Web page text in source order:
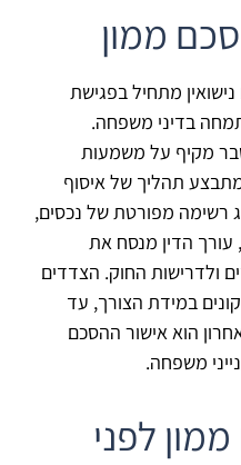
ממון
מתחיל בפגישת
בדיני משפחה.
מקיף על משמעות
תהליך של איסוף
רשימה מפורטת של נכסים,
עורך הדין מנסח את
ולדרישות החוק. הצדדים
במידת הצורך, עד
הוא אישור ההסכם
משפחה.
לפני